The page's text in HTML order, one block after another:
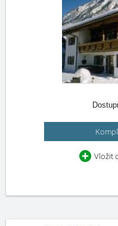
Vložit